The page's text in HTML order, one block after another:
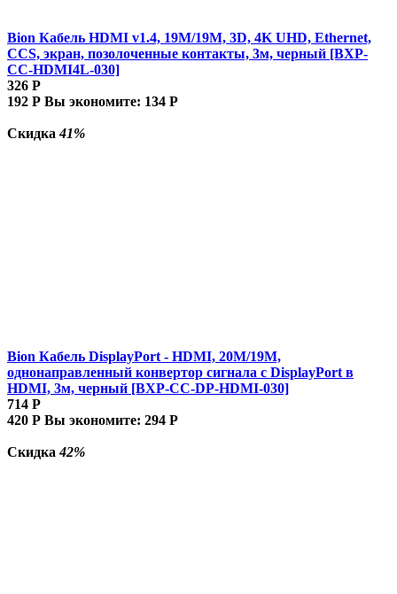
Bion Кабель HDMI v1.4, 19M/19M, 3D, 4K UHD, Ethernet,
CCS, экран, позолоченные контакты, 3м, черный [BXP-
CC-HDMI4L-030]
326 Р
192 Р Вы экономите: 134 Р
Скидка41%
Bion Кабель DisplayPort - HDMI, 20M/19M,
однонаправленный конвертор сигнала с DisplayPort в
HDMI, 3м, черный [BXP-CC-DP-HDMI-030]
714 Р
420 Р Вы экономите: 294 Р
Скидка42%